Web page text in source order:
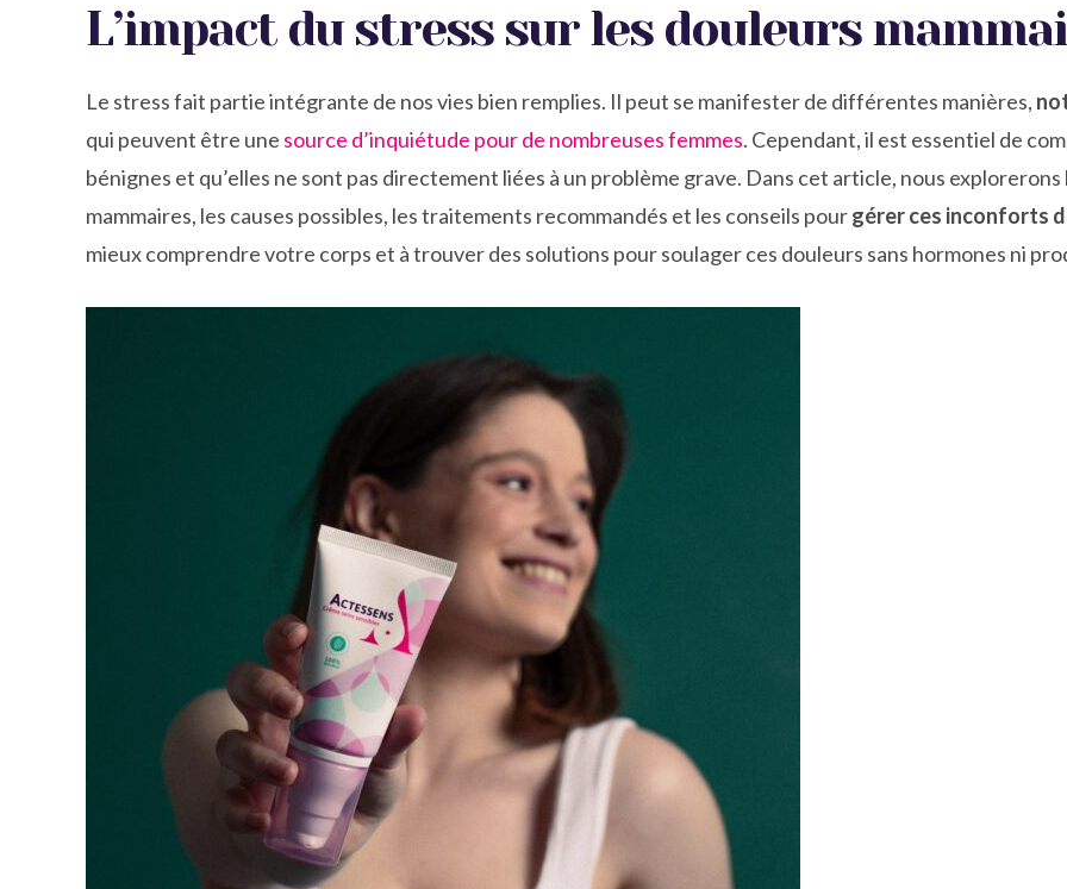
L’impact du stress sur les douleurs
Le stress fait partie intégrante de nos vies bien remplies. Il peut se manifester de différentes manières,
qui peuvent être une source d’inquiétude pour de nombreuses femmes. Cependant, il est essentiel de
bénignes et qu’elles ne sont pas directement liées à un problème grave. Dans cet article, nous
mammaires, les causes possibles, les traitements recommandés et les conseils pourgérer ces inconforts
mieux comprendre votre corps et à trouver des solutions pour soulager ces douleurs sans hormones ni